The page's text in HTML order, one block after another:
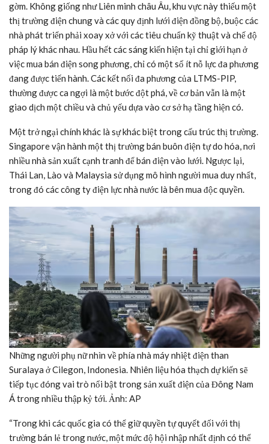
gờm. Không giống như Liên minh châu Âu, khu vực này thiếu một
thị trường điện chung và các quy định lưới điện đồng bộ, buộc các
nhà phát triển phải xoay xở với các tiêu chuẩn kỹ thuật và chế độ
pháp lý khác nhau. Hầu hết các sáng kiến hiện tại chỉ giới hạn ở
việc mua bán điện song phương, chỉ có một số ít nỗ lực đa phương
đang được tiến hành. Các kết nối đa phương của LTMS-PIP,
thường được ca ngợi là một bước đột phá, về cơ bản vẫn là một
giao dịch một chiều và chủ yếu dựa vào cơ sở hạ tầng hiện có.
Một trở ngại chính khác là sự khác biệt trong cấu trúc thị trường.
Singapore vận hành một thị trường bán buôn điện tự do hóa, nơi
nhiều nhà sản xuất cạnh tranh để bán điện vào lưới. Ngược lại,
Thái Lan, Lào và Malaysia sử dụng mô hình người mua duy nhất,
trong đó các công ty điện lực nhà nước là bên mua độc quyền.
Những người phụ nữ nhìn về phía nhà máy nhiệt điện than
Suralaya ở Cilegon, Indonesia. Nhiên liệu hóa thạch dự kiến sẽ
tiếp tục đóng vai trò nổi bật trong sản xuất điện của Đông Nam
Á trong nhiều thập kỷ tới. Ảnh: AP
“Trong khi các quốc gia có thể giữ quyền tự quyết đối với thị
trường bán lẻ trong nước, một mức độ hội nhập nhất định có thể